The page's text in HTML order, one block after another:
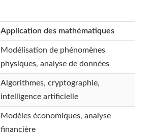
Application des mathématiques
Modélisation de phénomènes
physiques, analyse de données
Algorithmes, cryptographie,
intelligence artificielle
Modèles économiques, analyse
financière